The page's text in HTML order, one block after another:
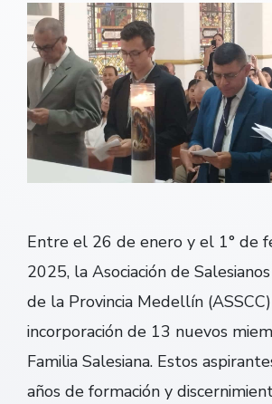
Entre el 26 de enero y el 1° de
2025, la Asociación de
de la Provincia Medellín
incorporación de 13 nuevos
Familia Salesiana. Estos
años de formación y